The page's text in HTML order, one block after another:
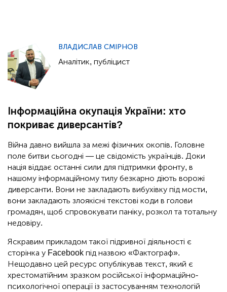
Інформаційна окупація України: хто
покриває диверсантів?
ВЛАДИСЛАВ СМІРНОВ
Аналітик, публіцист
Війна давно вийшла за межі фізичних окопів. Головне
поле битви сьогодні — це свідомість українців. Доки
нація віддає останні сили для підтримки фронту, в
нашому інформаційному тилу безкарно діють ворожі
диверсанти. Вони не закладають вибухівку під мости,
вони закладають злоякісні текстові коди в голови
громадян, щоб спровокувати паніку, розкол та тотальну
недовіру.
Яскравим прикладом такої підривної діяльності є
сторінка у Facebook під назвою «Фактограф».
Нещодавно цей ресурс опублікував текст, який є
хрестоматійним зразком російської інформаційно-
психологічної операції із застосуванням технологій